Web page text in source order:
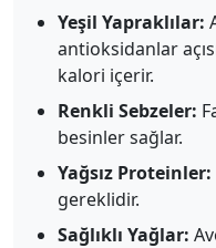
Yeşil Yapraklılar:
antioksidanlar
kalori içerir.
Renkli Sebzeler:
besinler sağlar.
Yağsız Proteinler:
gereklidir.
Sağlıklı Yağlar: